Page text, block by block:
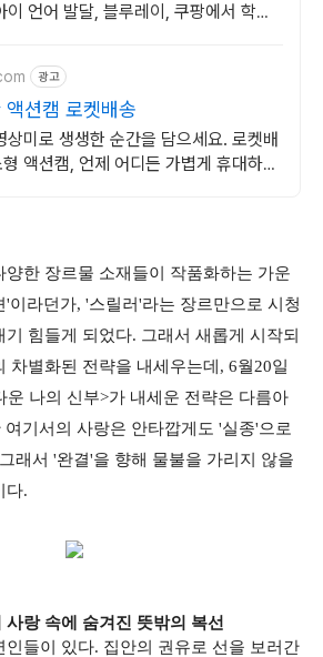
언어 발달, 블루레이, 쿠팡에서 학습
광고
션캠 로켓배송
상미로 생생한 순간을 담으세요. 로켓배
액션캠, 언제 어디든 가볍게 휴대하며
양한 장르물 소재들이 작품화하는 가운
이라던가, '스릴러'라는 장르만으로 시청
힘들게 되었다. 그래서 새롭게 시작되
차별화된 전략을 내세우는데, 6월20일
운 나의 신부>가 내세운 전략은 다름아
기서의 사랑은 안타깝게도 '실종'으로
래서 '완결'을 향해 물불을 가리지 않을
다.
랑 속에 숨겨진 뜻밖의 복선
인들이 있다. 집안의 권유로 선을 보러간